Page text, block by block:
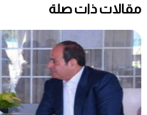
مقالات ذات صلة